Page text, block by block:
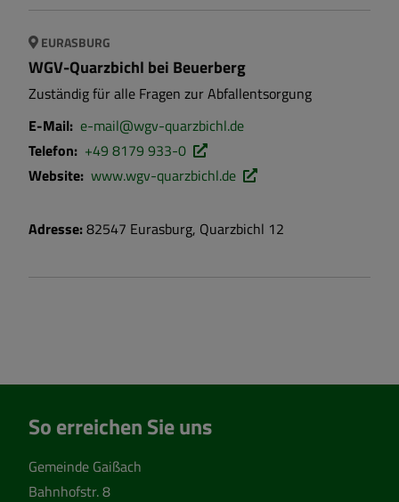
EURASBURG
WGV-Quarzbichl bei Beuerberg
Zuständig für alle Fragen zur Abfallentsorgung
E-Mail: e-mail@wgv-quarzbichl.de
Telefon: +49 8179 933-0
Website: www.wgv-quarzbichl.de
Adresse:82547 Eurasburg, Quarzbichl 12
So erreichen Sie uns
Gemeinde Gaißach
Bahnhofstr. 8